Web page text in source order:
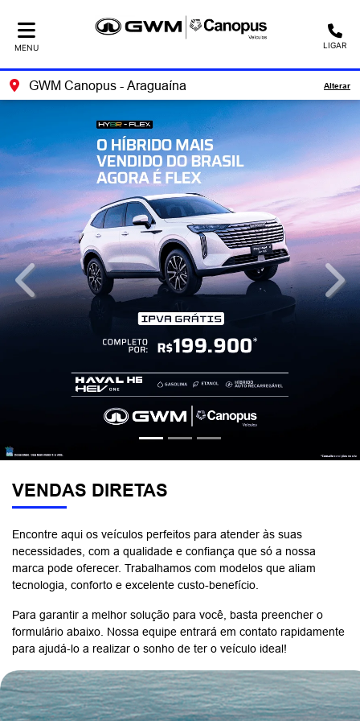
MENU LIGAR
GWM Canopus - Araguaína Alterar